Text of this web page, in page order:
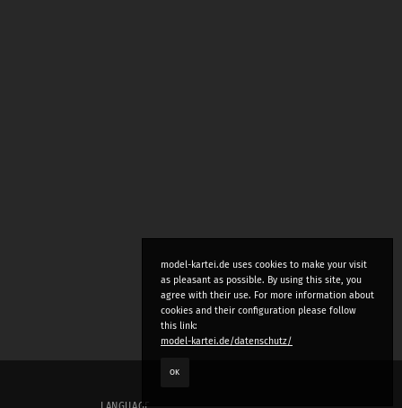
model-kartei.de uses cookies to make your visit
as pleasant as possible. By using this site, you
agree with their use. For more information about
cookies and their configuration please follow
this link:
model-kartei.de/datenschutz/
OK